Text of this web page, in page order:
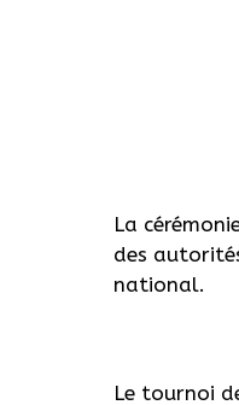
La
des
national.
Le tournoi